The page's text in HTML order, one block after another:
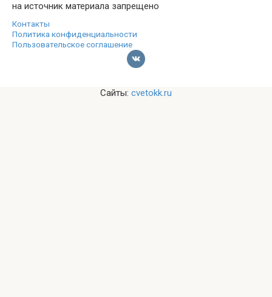
на источник материала запрещено
Контакты
Политика конфиденциальности
Пользовательское соглашение
Сайты: cvetokk.ru